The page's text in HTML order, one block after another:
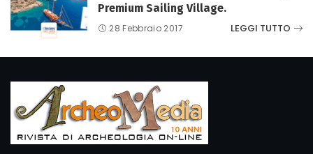
Premium Sailing Village.
28 Febbraio 2017 LEGGI TUTTO